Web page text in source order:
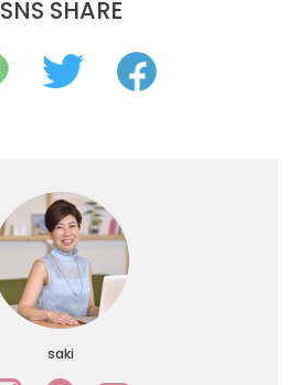
SNS SHARE
saki